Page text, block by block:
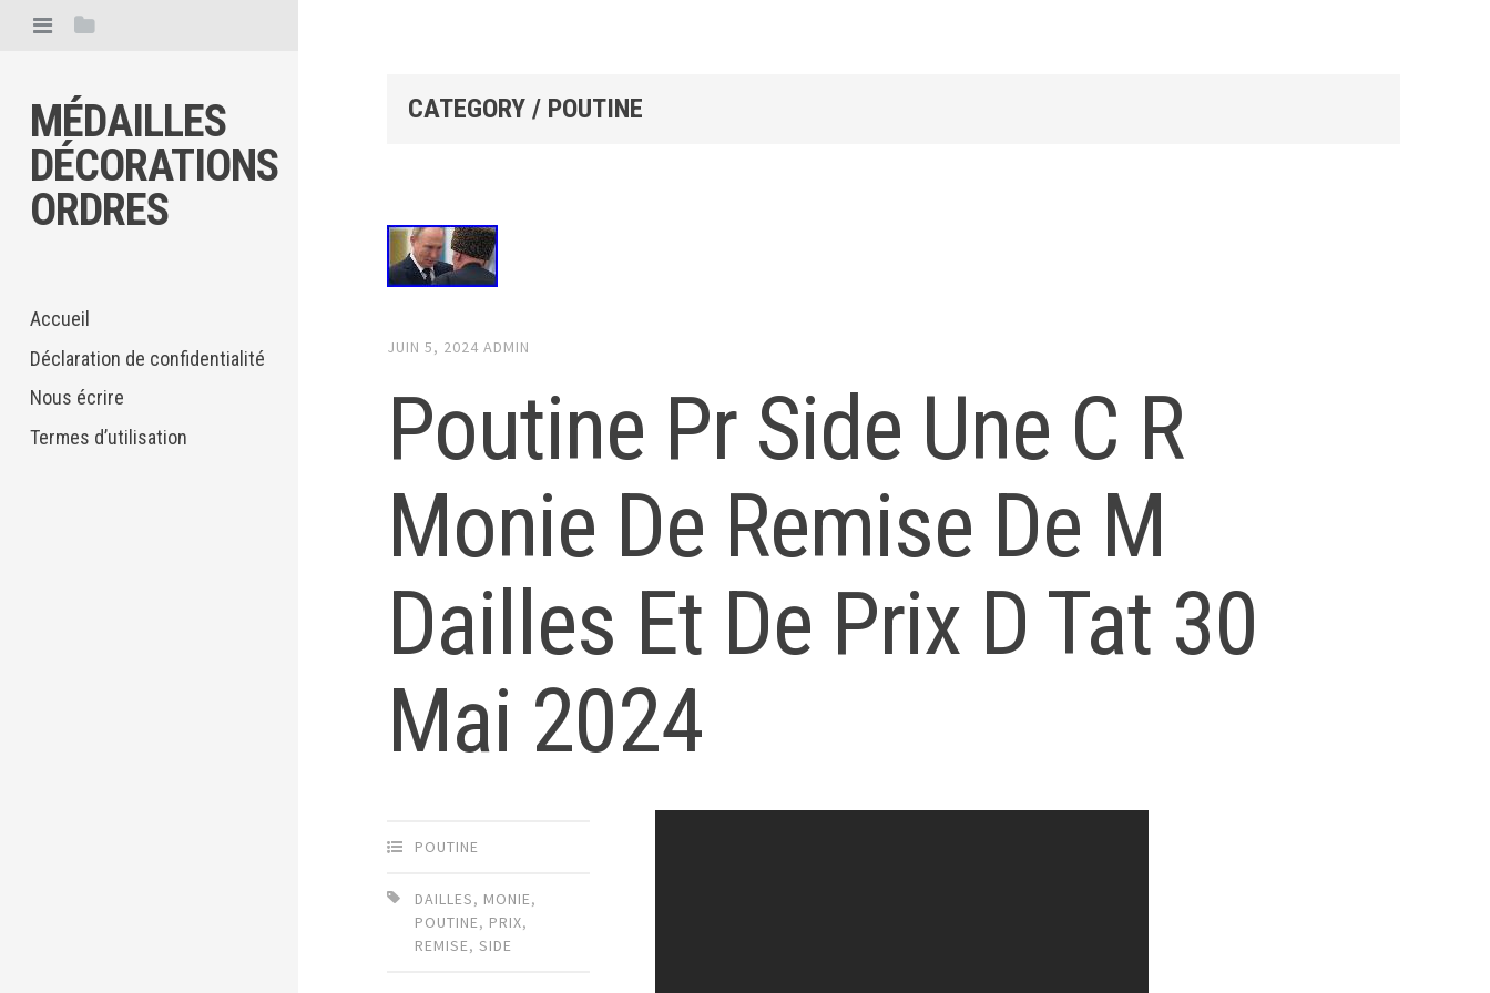
MÉDAILLES
DÉCORATIONS
ORDRES
Accueil
Déclaration de confidentialité
Nous écrire
Termes d’utilisation
CATEGORY / POUTINE
JUIN 5, 2024 ADMIN
Poutine Pr Side Une C R
Monie De Remise De M
Dailles Et De Prix D Tat 30
Mai 2024
POUTINE
DAILLES, MONIE,
POUTINE, PRIX,
REMISE,SIDE